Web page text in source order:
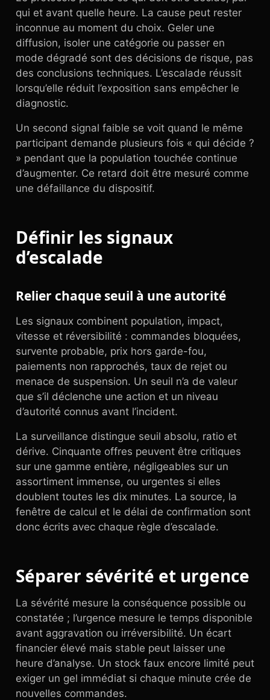
qui et avant quelle heure. La cause peut rester
inconnue au moment du choix. Geler une
diffusion, isoler une catégorie ou passer en
mode dégradé sont des décisions de risque, pas
des conclusions techniques. L’escalade réussit
lorsqu’elle réduit l’exposition sans empêcher le
diagnostic.
Un second signal faible se voit quand le même
participant demande plusieurs fois « qui décide ?
» pendant que la population touchée continue
d’augmenter. Ce retard doit être mesuré comme
une défaillance du dispositif.
Définir les signaux
d’escalade
Relier chaque seuil à une autorité
Les signaux combinent population, impact,
vitesse et réversibilité : commandes bloquées,
survente probable, prix hors garde-fou,
paiements non rapprochés, taux de rejet ou
menace de suspension. Un seuil n’a de valeur
que s’il déclenche une action et un niveau
d’autorité connus avant l’incident.
La surveillance distingue seuil absolu, ratio et
dérive. Cinquante offres peuvent être critiques
sur une gamme entière, négligeables sur un
assortiment immense, ou urgentes si elles
doublent toutes les dix minutes. La source, la
fenêtre de calcul et le délai de confirmation sont
donc écrits avec chaque règle d’escalade.
Séparer sévérité et urgence
La sévérité mesure la conséquence possible ou
constatée ; l’urgence mesure le temps disponible
avant aggravation ou irréversibilité. Un écart
financier élevé mais stable peut laisser une
heure d’analyse. Un stock faux encore limité peut
exiger un gel immédiat si chaque minute crée de
nouvelles commandes.